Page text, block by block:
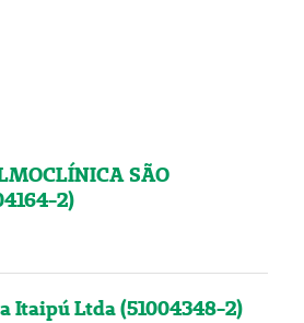
SÃO
2)
Itaipú Ltda (51004348-2)